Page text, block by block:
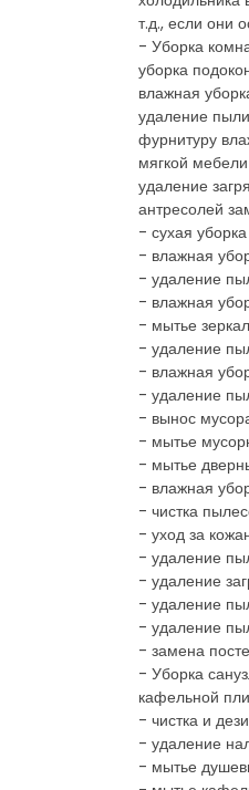
т.д., если они
- Уборка
уборка
влажная
удаление
фурнитуру
мягкой
удаление
антресолей
- сухая
- влажная
- удаление
- влажная
- мытье
- удаление
- влажная
- удаление
- вынос
- мытье
- мытье
- влажная
- чистка
- уход за
- удаление
- удаление
- удаление
- удаление
- замена
- Уборка
кафельной
- чистка и
- удаление
- мытье